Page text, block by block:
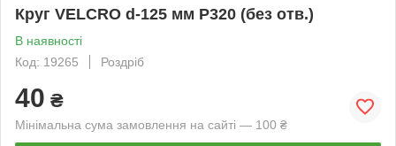
Круг VELCRO d-125 мм P320 (без отв.)
В наявності
Код: 19265
Роздріб
40 ₴
Мінімальна сума замовлення на сайті — 100 ₴